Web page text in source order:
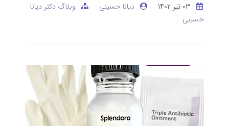
دیانا حسینی
وبلاگ دکتر دیانا
حسینی